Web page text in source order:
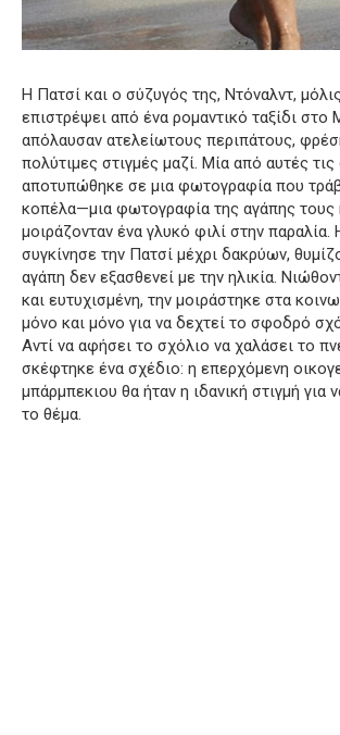
Η Πατσί και ο σύζυγός της, Ντόναλντ,
επιστρέψει από ένα ρομαντικό ταξίδι στο
απόλαυσαν ατελείωτους περιπάτους,
πολύτιμες στιγμές μαζί. Μία από αυτές τις
αποτυπώθηκε σε μια φωτογραφία που
κοπέλα—μια φωτογραφία της αγάπης
μοιράζονταν ένα γλυκό φιλί στην παραλία.
συγκίνησε την Πατσί μέχρι δακρύων,
αγάπη δεν εξασθενεί με την ηλικία.
και ευτυχισμένη, την μοιράστηκε στα
μόνο και μόνο για να δεχτεί το σφοδρό
Αντί να αφήσει το σχόλιο να χαλάσει το
σκέφτηκε ένα σχέδιο: η επερχόμενη
μπάρμπεκιου θα ήταν η ιδανική στιγμή για
το θέμα.